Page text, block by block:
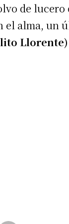
de
el alma, un
Llorente)